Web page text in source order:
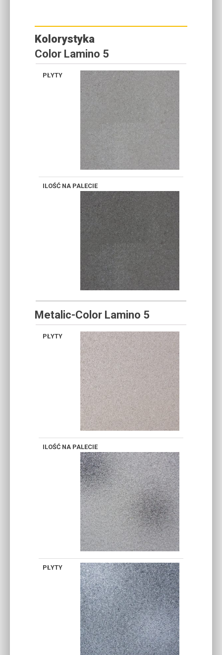
Kolorystyka
Color Lamino 5
SZARY GRAFIT
Metalic-Color Lamino 5
PERŁA
KREMOWA
PERŁA
SREBRNO-
STALOWA
PERŁA
STALOWO-
SREBRNA